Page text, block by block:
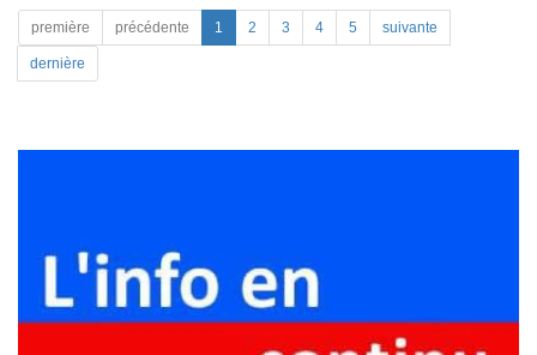
première précédente 1 2 3 4 5 suivante
dernière